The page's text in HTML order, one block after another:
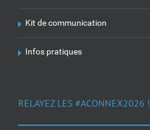
Kit de communication
Infos pratiques
RELAYEZ LES #ACONNEX2026 !